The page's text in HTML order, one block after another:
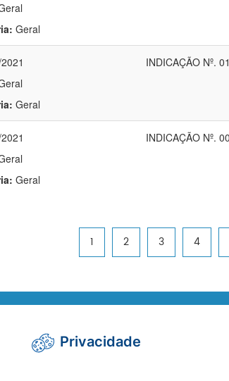
Geral
Geral
INDICAÇÃO Nº.
Geral
INDICAÇÃO Nº.
1 2 3 4
Não encontrou a
Privacidade